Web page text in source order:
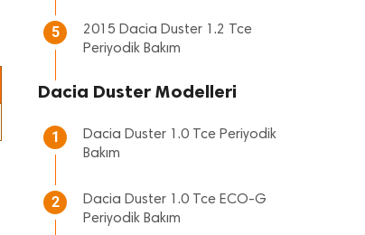
5
2015 Dacia Duster 1.2 Tce
Periyodik Bakım
Dacia Duster Modelleri
1
Dacia Duster 1.0 Tce Periyodik
Bakım
2
Dacia Duster 1.0 Tce ECO-G
Periyodik Bakım